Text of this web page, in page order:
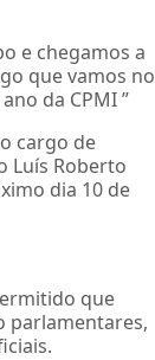
e chegamos a
que vamos no
da CPMI ”
cargo de
Luís Roberto
dia 10 de
que
parlamentares,